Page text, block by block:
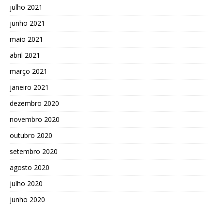
julho 2021
junho 2021
maio 2021
abril 2021
março 2021
janeiro 2021
dezembro 2020
novembro 2020
outubro 2020
setembro 2020
agosto 2020
julho 2020
junho 2020